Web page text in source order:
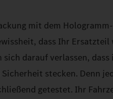
mit dem
dass Ihr
darauf verlassen, dass
stecken. Denn
getestet. Ihr